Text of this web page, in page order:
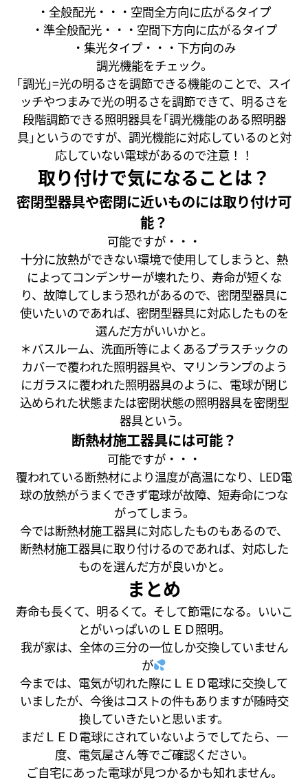
・全般配光・・・空間全方向に広がるタイプ
・準全般配光・・・空間下方向に広がるタイプ
・集光タイプ・・・下方向のみ
調光機能をチェック。
｢調光｣=光の明るさを調節できる機能のことで、スイ
ッチやつまみで光の明るさを調節できて、明るさを
段階調節できる照明器具を｢調光機能のある照明器
具｣というのですが、調光機能に対応しているのと対
応していない電球があるので注意！！
取り付けで気になることは？
密閉型器具や密閉に近いものには取り付け可
能？
可能ですが・・・
十分に放熱ができない環境で使用してしまうと、熱
によってコンデンサーが壊れたり、寿命が短くな
り、故障してしまう恐れがあるので、密閉型器具に
使いたいのであれば、密閉型器具に対応したものを
選んだ方がいいかと。
＊バスルーム、洗面所等によくあるプラスチックの
カバーで覆われた照明器具や、マリンランプのよう
にガラスに覆われた照明器具のように、電球が閉じ
込められた状態または密閉状態の照明器具を密閉型
器具という。
断熱材施工器具には可能？
可能ですが・・・
覆われている断熱材により温度が高温になり、LED電
球の放熱がうまくできず電球が故障、短寿命につな
がってしまう。
今では断熱材施工器具に対応したものもあるので、
断熱材施工器具に取り付けるのであれば、対応した
ものを選んだ方が良いかと。
まとめ
寿命も長くて、明るくて。そして節電になる。いいこ
とがいっぱいのＬＥＤ照明。
我が家は、全体の三分の一位しか交換していません
が
今までは、電気が切れた際にＬＥＤ電球に交換して
いましたが、今後はコストの件もありますが随時交
換していきたいと思います。
まだＬＥＤ電球にされていないようでしてたら、一
度、電気屋さん等でご確認ください。
ご自宅にあった電球が見つかるかも知れません。